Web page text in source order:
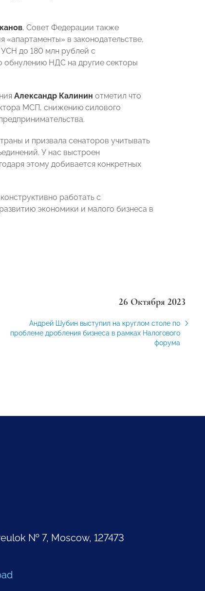
, Совет Федерации также
в законодательстве,
до 180 млн рублей с
обнулению НДС на другие секторы
Александр Калинин отметил что
МСП, снижению силового
и призвала сенаторов учитывать
У нас выстроен
этому добивается конкретных
работать с
экономики и малого бизнеса в
26 Октября 2023
Андрей Шубин выступил на круглом столе по
проблеме дробления бизнеса в рамках Налогового
форума
№ 7, Moscow, 127473